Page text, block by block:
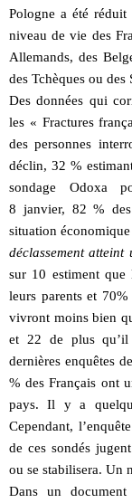
Pologne a été
niveau de vie des
Allemands, des
des Tchèques ou des
Des données qui
les « Fractures
des personnes
déclin, 32 %
sondage Odoxa
8 janvier, 82 %
situation
déclassement atteint
sur 10 estiment que
leurs parents et
vivront moins bien
et 22 de plus
dernières enquêtes
% des Français ont
pays. Il y a
Cependant,
de ces sondés
ou se stabilisera. Un
Dans un